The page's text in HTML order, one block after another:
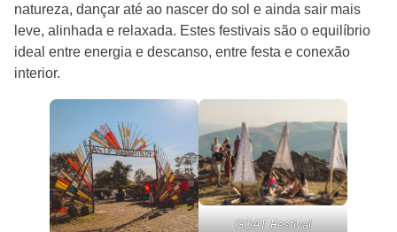
natureza, dançar até ao nascer do sol e ainda sair mais
leve, alinhada e relaxada. Estes festivais são o equilíbrio
ideal entre energia e descanso, entre festa e conexão
interior.
GOAT Festival